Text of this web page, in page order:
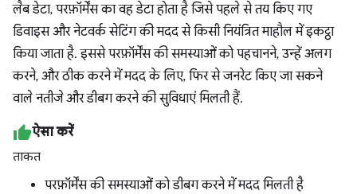
लैब डेटा, परफ़ॉर्मेंस का वह डेटा होता है जिसे पहले से तय किए गए
डिवाइस और नेटवर्क सेटिंग की मदद से किसी नियंत्रित माहौल में इकट्ठा
किया जाता है. इससे परफ़ॉर्मेंस की समस्याओं को पहचानने, उन्हें अलग
करने, और ठीक करने में मदद के लिए, फिर से जनरेट किए जा सकने
वाले नतीजे और डीबग करने की सुविधाएं मिलती हैं.
ऐसा करें
ताकत
परफ़ॉर्मेंस की समस्याओं को डीबग करने में मदद मिलती है